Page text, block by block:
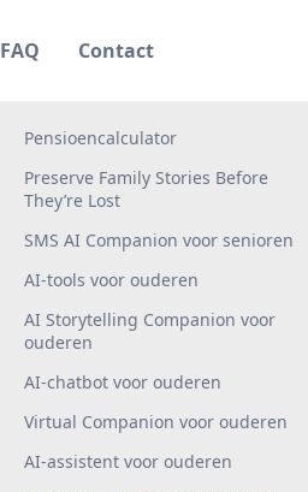
FAQ Contact
Pensioencalculator
Preserve Family Stories Before
They’re Lost
SMS AI Companion voor senioren
AI-tools voor ouderen
AI Storytelling Companion voor
ouderen
AI-chatbot voor ouderen
Virtual Companion voor ouderen
AI-assistent voor ouderen